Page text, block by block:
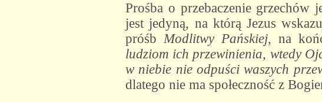
Prośba o przebaczenie
jest jedyną, na którą Jezus
próśb Modlitwy Pańskiej, na
ludziom ich przewinienia, wtedy
w niebie nie odpuści waszych
dlatego nie ma społeczność z